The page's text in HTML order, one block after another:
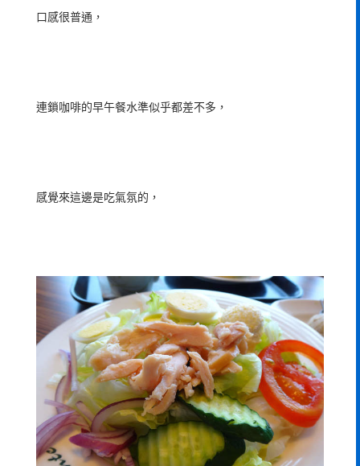
口感很普通，
連鎖咖啡的早午餐水準似乎都差不多，
感覺來這邊是吃氣氛的，